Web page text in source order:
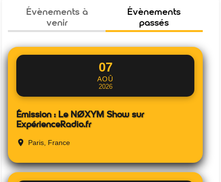
Évènements à
venir
Évènements
passés
07
AOÛ
2026
Émission : Le NØXYM Show sur
ExpérienceRadio.fr
Paris, France